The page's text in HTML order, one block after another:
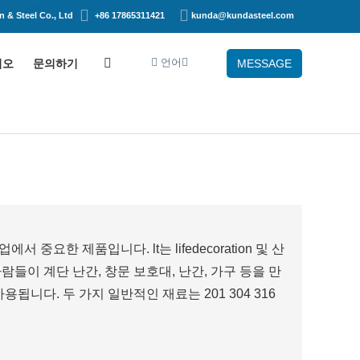
& Steel Co., Ltd +86 17865311421 kunda@kundasteel.com
오 문의하기 MESSAGE
언어
에서 중요한 제품입니다. lt는 lifedecoration 및 산
들이 계단 난간, 창문 보호대, 난간, 가구 등을 만
됩니다. 두 가지 일반적인 재료는 201 304 316